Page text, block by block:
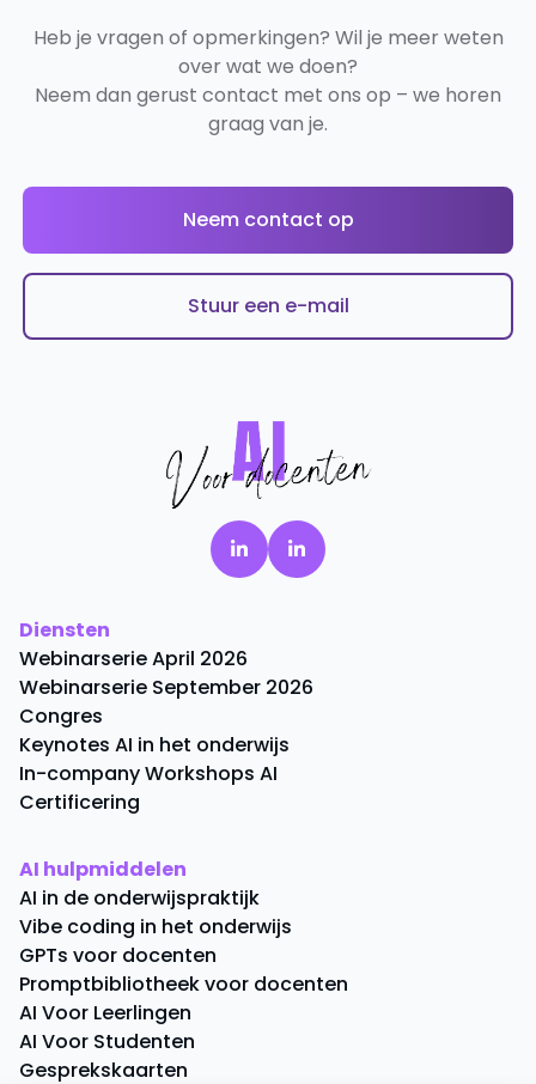
Heb je vragen of opmerkingen? Wil je meer weten
over wat we doen?
Neem dan gerust contact met ons op – we horen
graag van je.
Neem contact op
Stuur een e-mail
Diensten
Webinarserie April 2026
Webinarserie September 2026
Congres
Keynotes AI in het onderwijs
In-company Workshops AI
Certificering
AI hulpmiddelen
AI in de onderwijspraktijk
Vibe coding in het onderwijs
GPTs voor docenten
Promptbibliotheek voor docenten
AI Voor Leerlingen
AI Voor Studenten
Gesprekskaarten